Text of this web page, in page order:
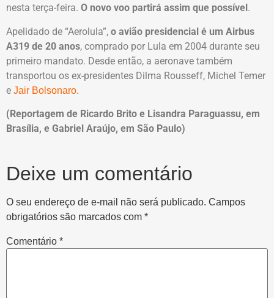
nesta terça-feira. O novo voo partirá assim que possível .
Apelidado de “Aerolula”, o avião presidencial é um Airbus
A319 de 20 anos, comprado por Lula em 2004 durante seu
primeiro mandato. Desde então, a aeronave também
transportou os ex-presidentes Dilma Rousseff, Michel Temer
e Jair Bolsonaro.
(Reportagem de Ricardo Brito e Lisandra Paraguassu, em
Brasília, e Gabriel Araújo, em São Paulo)
Deixe um comentário
O seu endereço de e-mail não será publicado. Campos
obrigatórios são marcados com *
Comentário *